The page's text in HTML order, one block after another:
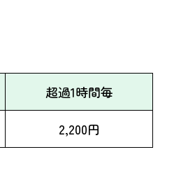
超過1時間毎
2,200円